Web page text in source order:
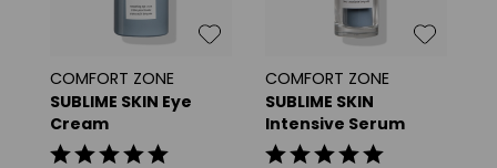
COMFORT ZONE
SUBLIME SKIN Eye
Cream
COMFORT ZONE
SUBLIME SKIN
Intensive Serum